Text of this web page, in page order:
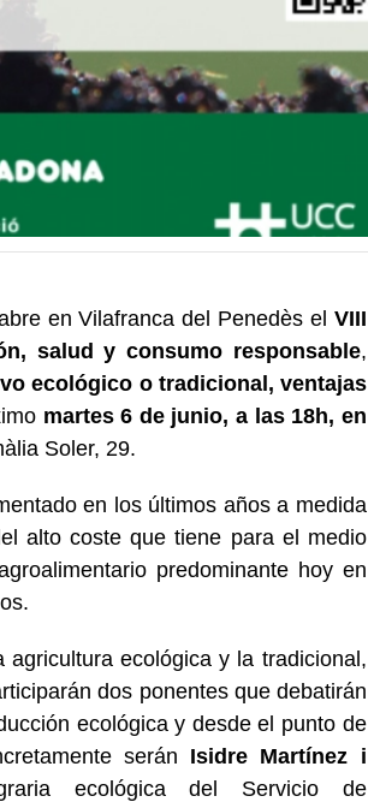
en Vilafranca del Penedès el VIII
salud y consumo responsable,
ecológico o tradicional, ventajas
martes 6 de junio, a las 18h, en
Soler, 29.
en los últimos años a medida
alto coste que tiene para el medio
predominante hoy en
ecológica y la tradicional,
dos ponentes que debatirán
ecológica y desde el punto de
serán Isidre Martínez i
ecológica del Servicio de